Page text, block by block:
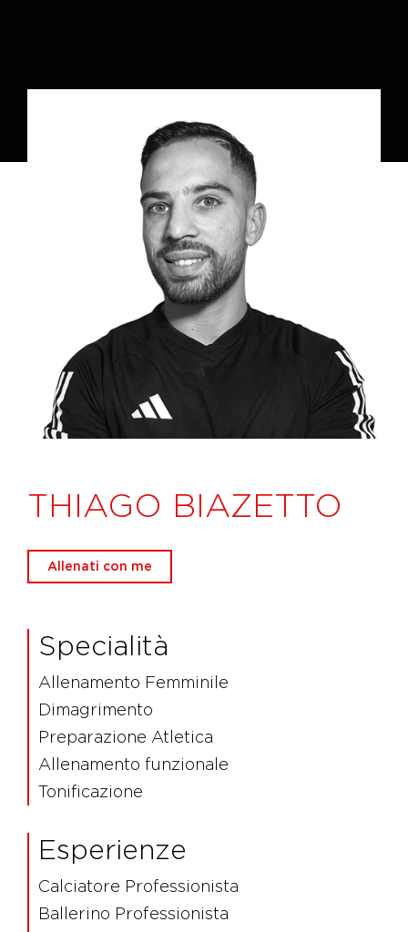
THIAGO BIAZETTO
Allenati con me
Specialità
Allenamento Femminile
Dimagrimento
Preparazione Atletica
Allenamento funzionale
Tonificazione
Esperienze
Calciatore Professionista
Ballerino Professionista